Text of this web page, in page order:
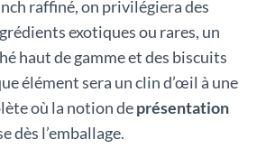
raffiné, on privilégiera des
exotiques ou rares, un
haut de gamme et des biscuits
élément sera un clin d’œil à une
où la notion deprésentation
dès l’emballage.